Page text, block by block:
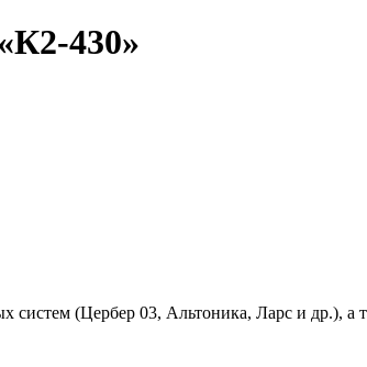
430»
систем (Цербер 03, Альтоника, Ларс и